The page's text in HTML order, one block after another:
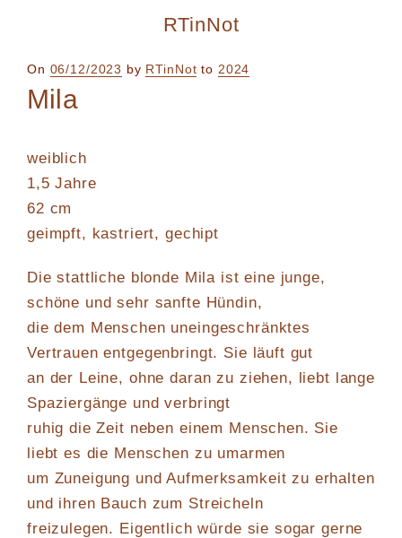
RTinNot
On Posted
on
06/12/2023 by RTinNot to 2024
Mila
weiblich
1,5 Jahre
62 cm
geimpft, kastriert, gechipt
Die stattliche blonde Mila ist eine junge,
schöne und sehr sanfte Hündin,
die dem Menschen uneingeschränktes
Vertrauen entgegenbringt. Sie läuft gut
an der Leine, ohne daran zu ziehen, liebt lange
Spaziergänge und verbringt
ruhig die Zeit neben einem Menschen. Sie
liebt es die Menschen zu umarmen
um Zuneigung und Aufmerksamkeit zu erhalten
und ihren Bauch zum Streicheln
freizulegen. Eigentlich würde sie sogar gerne